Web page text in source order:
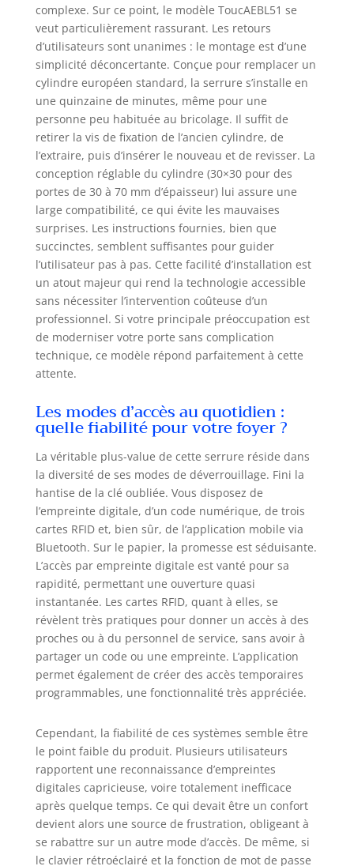
utilisateurs, dont
10
administrateurs.
Vous pouvez
également
autoriser d'autres
personnes à
déverrouiller la
porte directement
à partir de
l'application
Enregistrement
du déverrouillage
en temps réel :
Vous pouvez
consulter l'heure
de déverrouillage
de la serrure a
code, la méthode
et l'utilisateur sur
l'application. Vous
pouvez autoriser
déverrouiller avec
l'application Facile
à installer :
cette serrure
empreinte digitale
ne prend que 5
minutes, sans
perçage ni travaux
de serrurerie.
Convient aux
portes d'une
épaisseur
comprise entre 30
et 70 mm avec
une distance
cylindre-cadre de
≥ 40 mm Alerte de
niveau des piles
est inférieur à
20%, la serrure
biométrique
s'allume en rouge
et vous avertit que
les piles doivent
être remplacées à
complexe. Sur ce point, le modèle ToucAEBL51 se
veut particulièrement rassurant. Les retours
d’utilisateurs sont unanimes : le montage est d’une
simplicité déconcertante. Conçue pour remplacer un
cylindre européen standard, la serrure s’installe en
une quinzaine de minutes, même pour une
personne peu habituée au bricolage. Il suffit de
retirer la vis de fixation de l’ancien cylindre, de
l’extraire, puis d’insérer le nouveau et de revisser. La
conception réglable du cylindre (30×30 pour des
portes de 30 à 70 mm d’épaisseur) lui assure une
large compatibilité, ce qui évite les mauvaises
surprises. Les instructions fournies, bien que
succinctes, semblent suffisantes pour guider
l’utilisateur pas à pas. Cette facilité d’installation est
un atout majeur qui rend la technologie accessible
sans nécessiter l’intervention coûteuse d’un
professionnel. Si votre principale préoccupation est
de moderniser votre porte sans complication
technique, ce modèle répond parfaitement à cette
attente.
Les modes d’accès au quotidien :
quelle fiabilité pour votre foyer ?
La véritable plus-value de cette serrure réside dans
la diversité de ses modes de déverrouillage. Fini la
hantise de la clé oubliée. Vous disposez de
l’empreinte digitale, d’un code numérique, de trois
cartes RFID et, bien sûr, de l’application mobile via
Bluetooth. Sur le papier, la promesse est séduisante.
L’accès par empreinte digitale est vanté pour sa
rapidité, permettant une ouverture quasi
instantanée. Les cartes RFID, quant à elles, se
révèlent très pratiques pour donner un accès à des
proches ou à du personnel de service, sans avoir à
partager un code ou une empreinte. L’application
permet également de créer des accès temporaires
programmables, une fonctionnalité très appréciée.
Cependant, la fiabilité de ces systèmes semble être
le point faible du produit. Plusieurs utilisateurs
rapportent une reconnaissance d’empreintes
digitales capricieuse, voire totalement inefficace
après quelque temps. Ce qui devait être un confort
devient alors une source de frustration, obligeant à
se rabattre sur un autre mode d’accès. De même, si
le clavier rétroéclairé et la fonction de mot de passe